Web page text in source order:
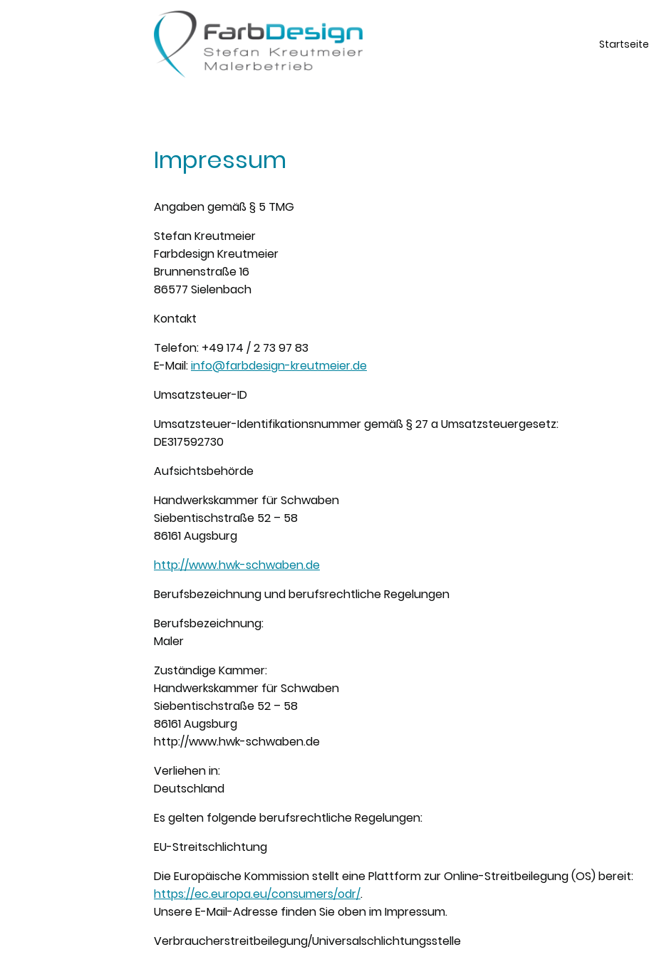
Startseite
Impressum
Angaben gemäß § 5 TMG
Stefan Kreutmeier
Farbdesign Kreutmeier
Brunnenstraße 16
86577 Sielenbach
Kontakt
Telefon: +49 174 / 2 73 97 83
E-Mail:info@farbdesign-kreutmeier.de
Umsatzsteuer-ID
Umsatzsteuer-Identifikationsnummer gemäß § 27 a Umsatzsteuergesetz:
DE317592730
Aufsichtsbehörde
Handwerkskammer für Schwaben
Siebentischstraße 52 – 58
86161 Augsburg
http://www.hwk-schwaben.de
Berufsbezeichnung und berufsrechtliche Regelungen
Berufsbezeichnung:
Maler
Zuständige Kammer:
Handwerkskammer für Schwaben
Siebentischstraße 52 – 58
86161 Augsburg
http://www.hwk-schwaben.de
Verliehen in:
Deutschland
Es gelten folgende berufsrechtliche Regelungen:
EU-Streitschlichtung
Die Europäische Kommission stellt eine Plattform zur Online-Streitbeilegung (OS) bereit:
https://ec.europa.eu/consumers/odr/.
Unsere E-Mail-Adresse finden Sie oben im Impressum.
Verbraucher­streit­beilegung/Universal­schlichtungs­stelle